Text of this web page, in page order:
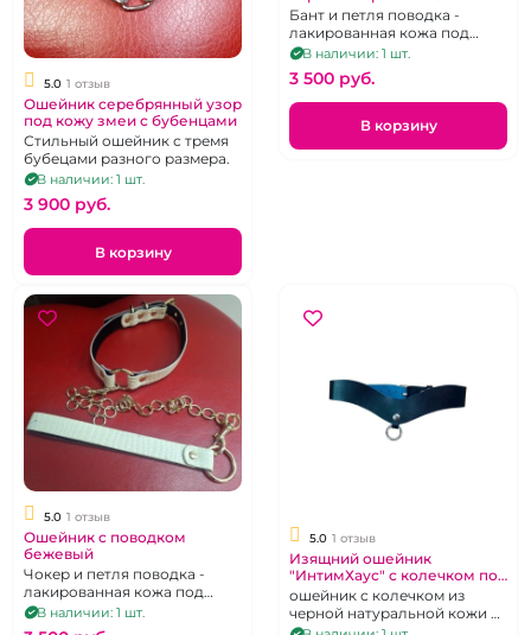
5.0 1 отзыв
Ошейник серебрянный узор
под кожу змеи с бубенцами
Стильный ошейник с тремя
бубецами разного размера.
В наличии: 1 шт.
3 900 pуб.
В корзину
Бант и петля поводка -
лакированная кожа под
крокодила, съемный
В наличии: 1 шт.
3 500 pуб.
В корзину
5.0 1 отзыв
Ошейник с поводком
бежевый
Чокер и петля поводка -
лакированная кожа под
крокодила, съемный
поводок - 2 карабина
В наличии: 1 шт.
5.0 1 отзыв
Изящний ошейник
"ИнтимХаус" с колечком под
поводок
ошейник с колечком из
черной натуральной кожи и
синей замшей